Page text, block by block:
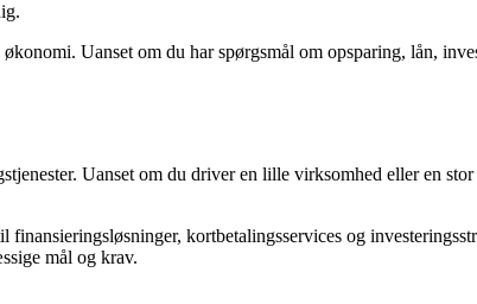
Uanset om du har spørgsmål om opsparing, lån,
Uanset om du driver en lille virksomhed eller en
kortbetalingsservices og
mål og krav.